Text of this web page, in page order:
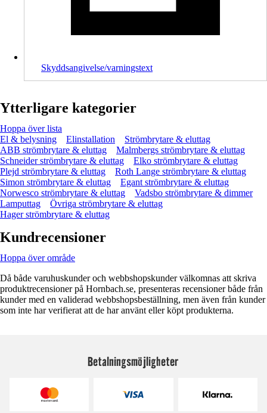
Skyddsangivelse/varningstext
Ytterligare kategorier
Hoppa över lista
El & belysning
Elinstallation
Strömbrytare & eluttag
ABB strömbrytare & eluttag
Malmbergs strömbrytare & eluttag
Schneider strömbrytare & eluttag
Elko strömbrytare & eluttag
Plejd strömbrytare & eluttag
Roth Lange strömbrytare & eluttag
Simon strömbrytare & eluttag
Egant strömbrytare & eluttag
Norwesco strömbrytare & eluttag
Vadsbo strömbrytare & dimmer
Lamputtag
Övriga strömbrytare & eluttag
Hager strömbrytare & eluttag
Kundrecensioner
Hoppa över område
Då både varuhuskunder och webbshopskunder välkomnas att skriva
produktrecensioner på Hornbach.se, presenteras recensioner både från
kunder med en validerad webbshopsbeställning, men även från kunder
som inte har verifierat att de har använt eller köpt produkterna.
Betalningsmöjligheter